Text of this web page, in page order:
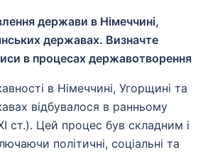
держави в Німеччині,
державах. Визначте
риси в процесах державотворення
в Німеччині, Угорщині та
відбувалося в ранньому
ст.). Цей процес був складним і
політичні, соціальні та